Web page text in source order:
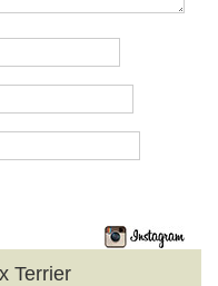
Terrier